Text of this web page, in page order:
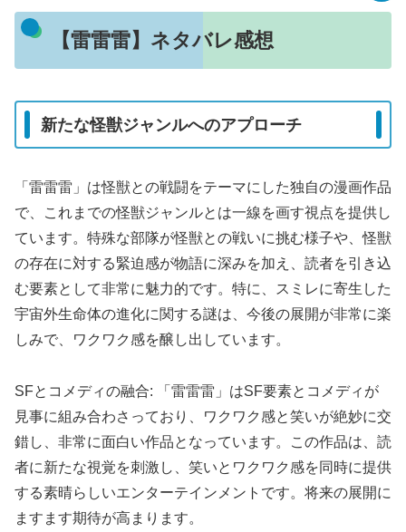
【雷雷雷】ネタバレ感想
新たな怪獣ジャンルへのアプローチ
「雷雷雷」は怪獣との戦闘をテーマにした独自の漫画作品
で、これまでの怪獣ジャンルとは一線を画す視点を提供し
ています。特殊な部隊が怪獣との戦いに挑む様子や、怪獣
の存在に対する緊迫感が物語に深みを加え、読者を引き込
む要素として非常に魅力的です。特に、スミレに寄生した
宇宙外生命体の進化に関する謎は、今後の展開が非常に楽
しみで、ワクワク感を醸し出しています。
SFとコメディの融合: 「雷雷雷」はSF要素とコメディが
見事に組み合わさっており、ワクワク感と笑いが絶妙に交
錯し、非常に面白い作品となっています。この作品は、読
者に新たな視覚を刺激し、笑いとワクワク感を同時に提供
する素晴らしいエンターテインメントです。将来の展開に
ますます期待が高まります。